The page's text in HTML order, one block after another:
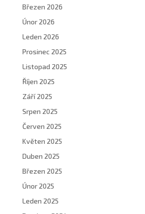
Březen 2026
Únor 2026
Leden 2026
Prosinec 2025
Listopad 2025
Říjen 2025
Září 2025
Srpen 2025
Červen 2025
Květen 2025
Duben 2025
Březen 2025
Únor 2025
Leden 2025